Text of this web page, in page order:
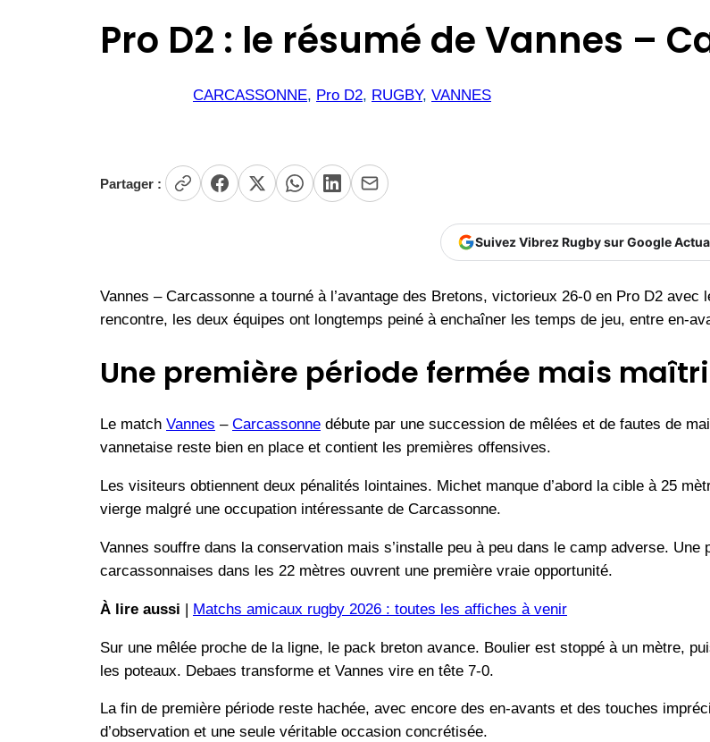
Pro D2 : le résumé de Vannes –
CARCASSONNE, Pro D2, RUGBY, VANNES
Partager :
Suivez Vibrez Rugby sur Google
Vannes – Carcassonne a tourné à l’avantage des Bretons, victorieux 26-0 en Pro D2
rencontre, les deux équipes ont longtemps peiné à enchaîner les temps de jeu, entre en-
Une première période fermée mais
Le match Vannes – Carcassonne débute par une succession de mêlées et de fautes de
vannetaise reste bien en place et contient les premières offensives.
Les visiteurs obtiennent deux pénalités lointaines. Michet manque d’abord la cible à 25
vierge malgré une occupation intéressante de Carcassonne.
Vannes souffre dans la conservation mais s’installe peu à peu dans le camp adverse.
carcassonnaises dans les 22 mètres ouvrent une première vraie opportunité.
À lire aussi | Matchs amicaux rugby 2026 : toutes les affiches à venir
Sur une mêlée proche de la ligne, le pack breton avance. Boulier est stoppé à un mètre,
les poteaux. Debaes transforme et Vannes vire en tête 7-0.
La fin de première période reste hachée, avec encore des en-avants et des touches
d’observation et une seule véritable occasion concrétisée.